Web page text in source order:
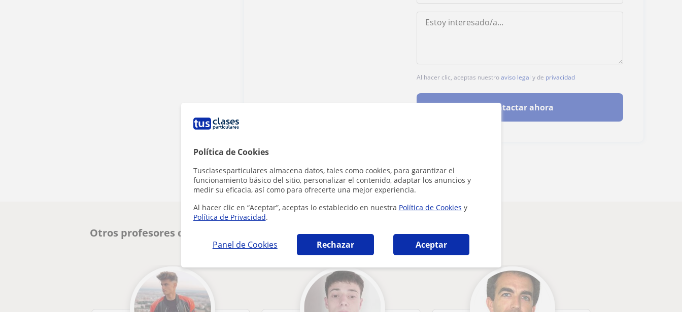
Política de Cookies
Tusclasesparticulares almacena datos, tales como cookies, para garantizar el
funcionamiento básico del sitio, personalizar el contenido, adaptar los anuncios y
medir su eficacia, así como para ofrecerte una mejor experiencia.
Al hacer clic en “Aceptar”, aceptas lo establecido en nuestra Política de Cookies y
Política de Privacidad.
Panel de Cookies Rechazar Aceptar
Al hacer clic, aceptas nuestroaviso legal y de privacidad
Contactar ahora
Otros profesores de Matemáticas en Sant Joan Despí que pueden interesarte